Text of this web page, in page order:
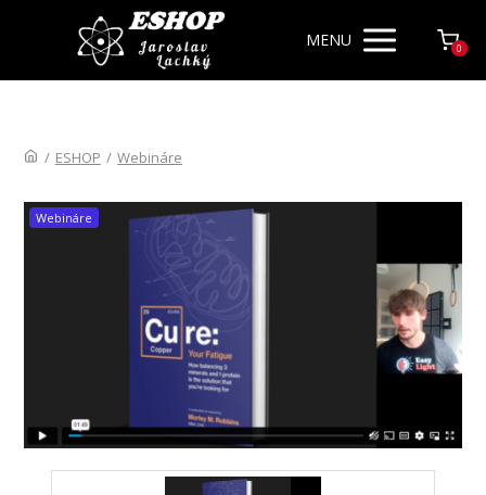
MENU 0
/ ESHOP / Webináre
Webináre